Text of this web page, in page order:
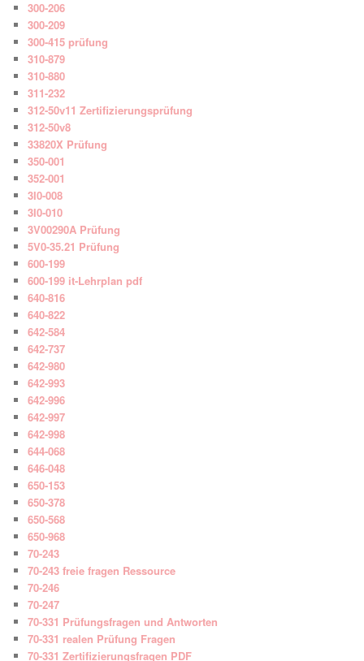
300-206
300-209
300-415 prüfung
310-879
310-880
311-232
312-50v11 Zertifizierungsprüfung
312-50v8
33820X Prüfung
350-001
352-001
3I0-008
3I0-010
3V00290A Prüfung
5V0-35.21 Prüfung
600-199
600-199 it-Lehrplan pdf
640-816
640-822
642-584
642-737
642-980
642-993
642-996
642-997
642-998
644-068
646-048
650-153
650-378
650-568
650-968
70-243
70-243 freie fragen Ressource
70-246
70-247
70-331 Prüfungsfragen und Antworten
70-331 realen Prüfung Fragen
70-331 Zertifizierungsfragen PDF